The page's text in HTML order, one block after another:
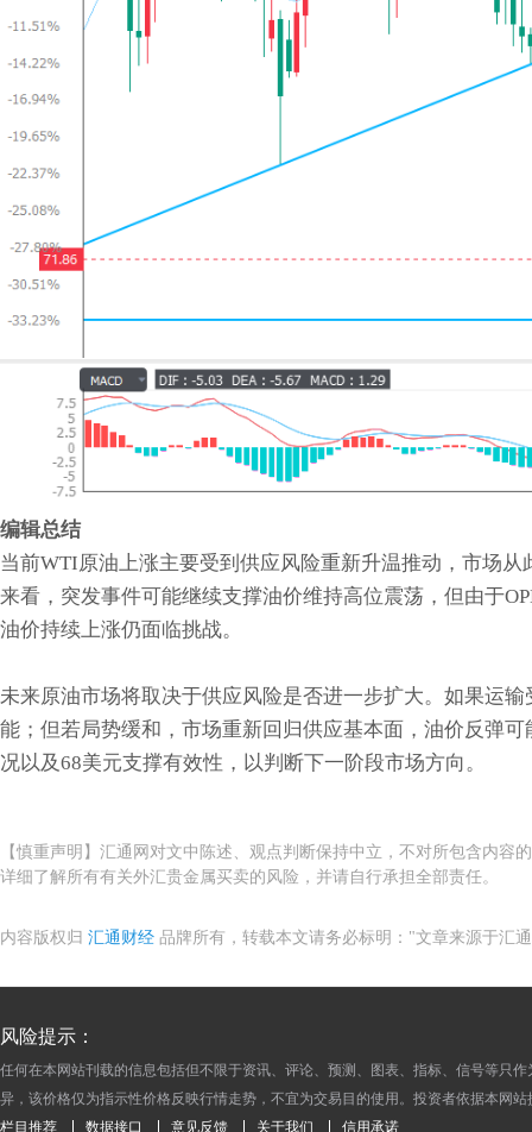
编辑总结
当前WTI原油上涨主要受到供应风险重新升温推动，市场
来看，突发事件可能继续支撑油价维持高位震荡，但由于
油价持续上涨仍面临挑战。
未来原油市场将取决于供应风险是否进一步扩大。如果运
能；但若局势缓和，市场重新回归供应基本面，油价反弹
况以及68美元支撑有效性，以判断下一阶段市场方向。
【慎重声明】汇通网对文中陈述、观点判断保持中立，不对所包含内
详细了解所有有关外汇贵金属买卖的风险，并请自行承担全部责任。
内容版权归 汇通财经 品牌所有，转载本文请务必标明："文章来源于汇
风险提示：
任何在本网站刊载的信息包括但不限于资讯、评论、预测、图表、指标、信号等只
异，该价格仅为指示性价格反映行情走势，不宜为交易目的使用。投资者依据本网
栏目推荐
数据接口 意见反馈 关于我们 信用承诺